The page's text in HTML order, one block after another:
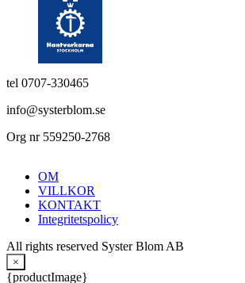
tel 0707-330465
info@systerblom.se
Org nr 559250-2768
OM
VILLKOR
KONTAKT
Integritetspolicy
All rights reserved Syster Blom AB
×
{productImage}